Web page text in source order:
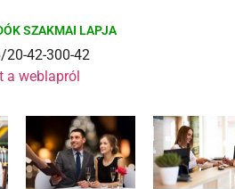
SZAKMAI LAPJA
42-300-42
a weblapról